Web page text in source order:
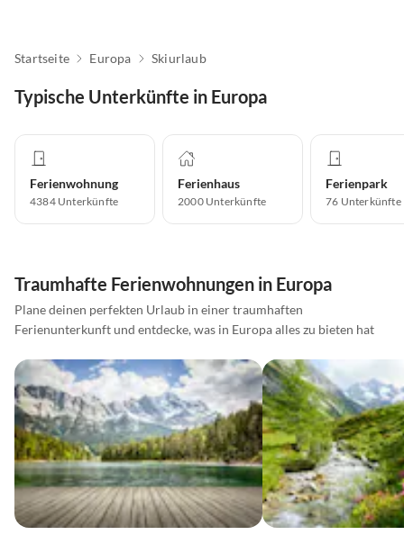
Startseite Europa Skiurlaub
Typische Unterkünfte in Europa
Ferienwohnung
4384 Unterkünfte
Ferienhaus
2000 Unterkünfte
Ferienpark
76 Unterkünfte
Traumhafte Ferienwohnungen in Europa
Plane deinen perfekten Urlaub in einer traumhaften
Ferienunterkunft und entdecke, was in Europa alles zu bieten hat